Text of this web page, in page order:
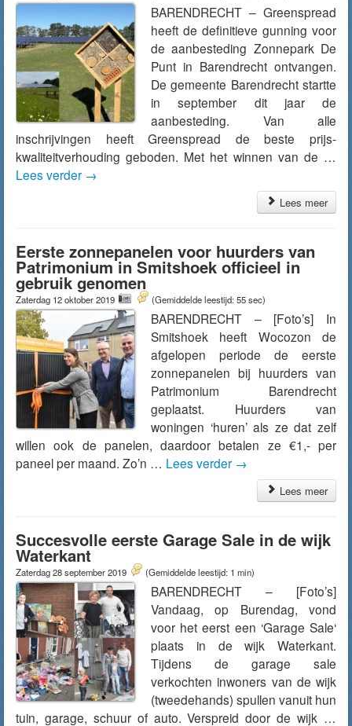
BARENDRECHT – Greenspread
heeft de definitieve gunning voor
de aanbesteding Zonnepark De
Punt in Barendrecht ontvangen.
De gemeente Barendrecht startte
in september dit jaar de
aanbesteding. Van alle
inschrijvingen heeft Greenspread de beste prijs-
kwaliteitverhouding geboden. Met het winnen van de …
Lees verder →
Lees meer
Eerste zonnepanelen voor huurders van
Patrimonium in Smitshoek officieel in
gebruik genomen
Zaterdag 12 oktober 2019 (Gemiddelde leestijd: 55 sec)
BARENDRECHT – [Foto’s] In
Smitshoek heeft Wocozon de
afgelopen periode de eerste
zonnepanelen bij huurders van
Patrimonium Barendrecht
geplaatst. Huurders van
woningen ‘huren’ als ze dat zelf
willen ook de panelen, daardoor betalen ze €1,- per
paneel per maand. Zo’n … Lees verder →
Lees meer
Succesvolle eerste Garage Sale in de wijk
Waterkant
Zaterdag 28 september 2019 (Gemiddelde leestijd: 1 min)
BARENDRECHT – [Foto’s]
Vandaag, op Burendag, vond
voor het eerst een ‘Garage Sale‘
plaats in de wijk Waterkant.
Tijdens de garage sale
verkochten inwoners van de wijk
(tweedehands) spullen vanuit hun
tuin, garage, schuur of auto. Verspreid door de wijk …